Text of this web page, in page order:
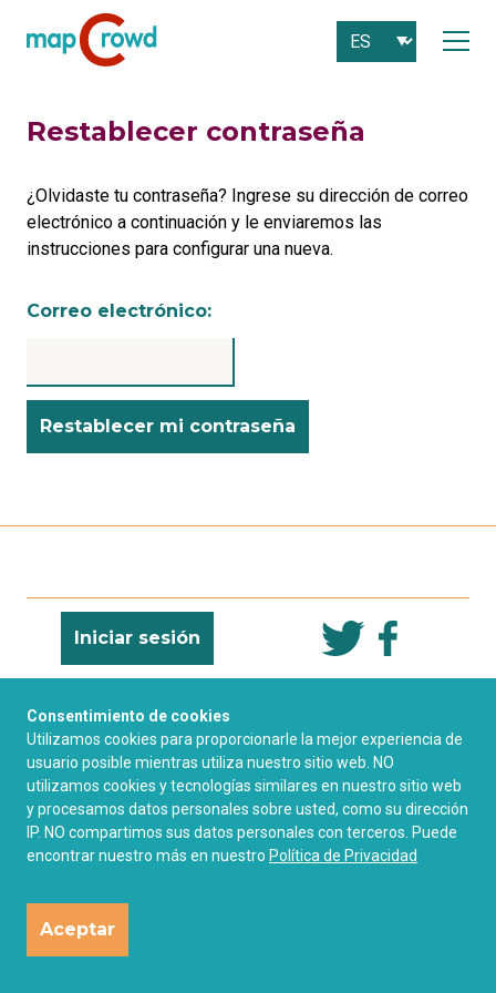
Consentimiento de cookies
Utilizamos cookies para proporcionarle la mejor experiencia de
usuario posible mientras utiliza nuestro sitio web. NO
utilizamos cookies y tecnologías similares en nuestro sitio web
y procesamos datos personales sobre usted, como su dirección
IP. NO compartimos sus datos personales con terceros. Puede
encontrar nuestro más en nuestro Política de Privacidad
Aceptar
Restablecer contraseña
¿Olvidaste tu contraseña? Ingrese su dirección de correo
electrónico a continuación y le enviaremos las
instrucciones para configurar una nueva.
Correo electrónico:
Iniciar sesión
Contacto
Frecuentes
Asuntos legales Política de privacidad
Licencia de derechos